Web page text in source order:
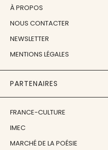
À PROPOS
NOUS CONTACTER
NEWSLETTER
MENTIONS LÉGALES
PARTENAIRES
FRANCE-CULTURE
IMEC
MARCHÉ DE LA POÉSIE